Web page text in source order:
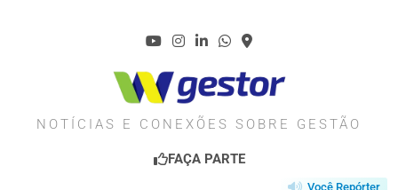
WGESTOR.COM.BR
NOTÍCIAS E CONEXÕES SOBRE GESTÃO
FAÇA PARTE
Você Repórter